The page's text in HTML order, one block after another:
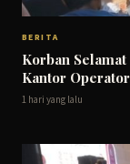
BERITA
Korban
Kantor
1 hari yang lalu